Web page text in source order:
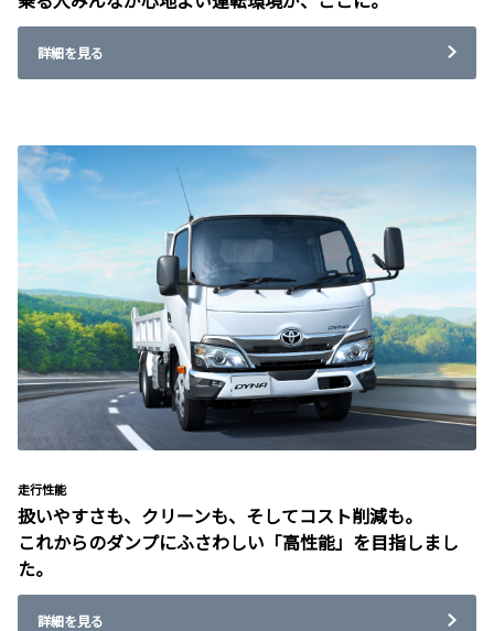
詳細を見る
走行性能
扱いやすさも、クリーンも、そしてコスト削減も。
これからのダンプにふさわしい「高性能」を目指しまし
た。
詳細を見る